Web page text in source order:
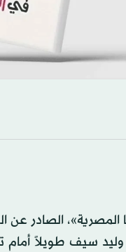
المصرية»، الصادر
وليد سيف طويلاً